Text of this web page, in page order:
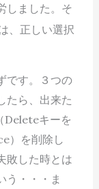
しました。そ
、正しい選択
です。３つの
たら、出来た
Deleteキーを
）を削除し
敗した時とは
う・・・ま